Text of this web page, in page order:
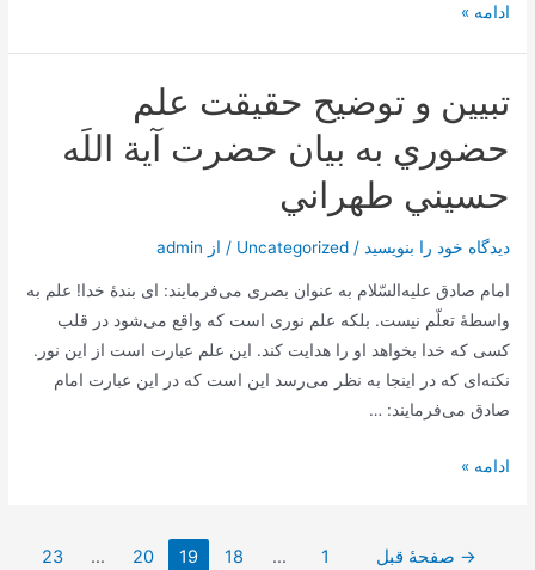
فنای
علیه
در
آن
ادامه »
تبيين و توضيح حقيقت علم
حضوري به بيان حضرت آية اللَه
حسيني طهراني
دیدگاه‌ خود را بنویسید /
Uncategorized / از admin
امام صادق علیه‌السّلام به عنوان بصری می‌فرمایند: ای بندۀ خدا! علم به
واسطۀ تعلّم نیست. بلكه علم نوری است كه واقع می‌شود در قلب
كسی كه خدا بخواهد او را هدایت كند. این علم عبارت است از این نور.
نكته‌ای كه در اینجا به نظر می‌رسد این است كه در این عبارت امام
صادق می‌فرمایند: …
تبيين
حقيقت
ادامه »
صفحه‌بندی
→ صفحهٔ قبل 1
…
18
19
20
…
23